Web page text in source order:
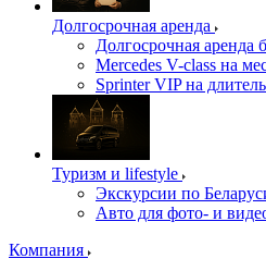
Долгосрочная аренда
Долгосрочная аренда
Mercedes V-class на
Sprinter VIP на
Туризм и lifestyle
Экскурсии по
Авто для фото- и
Компания